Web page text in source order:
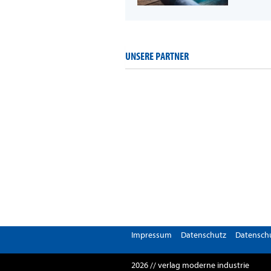
UNSERE PARTNER
Impressum Datenschutz
2026 // verlag moderne industrie